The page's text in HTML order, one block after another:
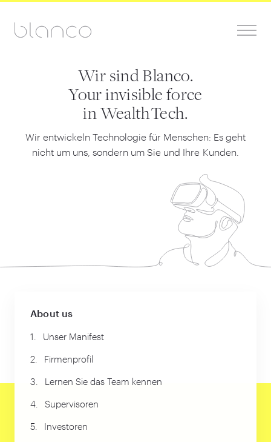
Wir sind Blanco.
Your invisible force
in WealthTech.
Wir entwickeln Technologie für Menschen: Es geht
nicht um uns, sondern um Sie und Ihre Kunden.
About us
1. Unser Manifest
2. Firmenprofil
3. Lernen Sie das Team kennen
4. Supervisoren
5. Investoren